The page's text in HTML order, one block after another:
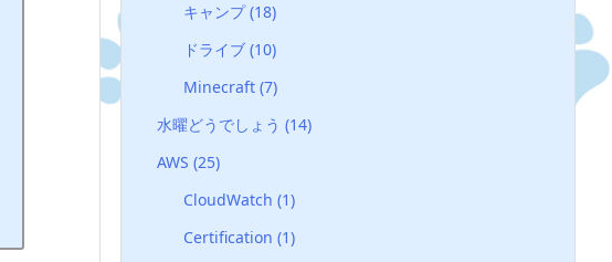
キャンプ(18)
ドライブ(10)
Minecraft(7)
水曜どうでしょう (14)
AWS (25)
CloudWatch(1)
Certification(1)